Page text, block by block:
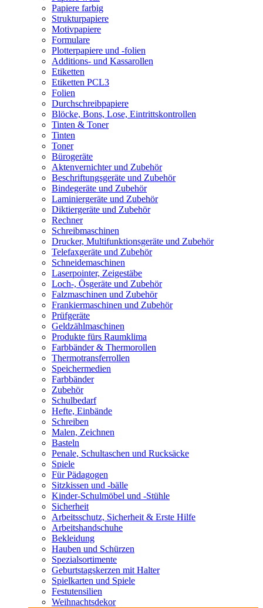
Papiere farbig
Strukturpapiere
Motivpapiere
Formulare
Plotterpapiere und -folien
Additions- und Kassarollen
Etiketten
Etiketten PCL3
Folien
Durchschreibpapiere
Blöcke, Bons, Lose, Eintrittskontrollen
Tinten & Toner
Tinten
Toner
Bürogeräte
Aktenvernichter und Zubehör
Beschriftungsgeräte und Zubehör
Bindegeräte und Zubehör
Laminiergeräte und Zubehör
Diktiergeräte und Zubehör
Rechner
Schreibmaschinen
Drucker, Multifunktionsgeräte und Zubehör
Telefaxgeräte und Zubehör
Schneidemaschinen
Laserpointer, Zeigestäbe
Loch-, Ösgeräte und Zubehör
Falzmaschinen und Zubehör
Frankiermaschinen und Zubehör
Prüfgeräte
Geldzählmaschinen
Produkte fürs Raumklima
Farbbänder & Thermorollen
Thermotransferrollen
Speichermedien
Farbbänder
Zubehör
Schulbedarf
Hefte, Einbände
Schreiben
Malen, Zeichnen
Basteln
Penale, Schultaschen und Rucksäcke
Spiele
Für Pädagogen
Sitzkissen und -bälle
Kinder-Schulmöbel und -Stühle
Sicherheit
Arbeitsschutz, Sicherheit & Erste Hilfe
Arbeitshandschuhe
Bekleidung
Hauben und Schürzen
Spezialsortimente
Geburtstagskerzen mit Halter
Spielkarten und Spiele
Festutensilien
Weihnachtsdekor